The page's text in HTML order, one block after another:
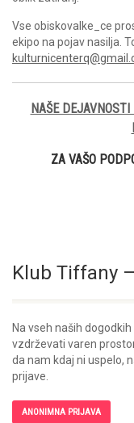
Vse obiskovalke_ce
ekipo na pojav nasilja.
NAŠE
ZA VAŠO
Klub Tiffany
Na vseh naših
vzdrževati varen
da nam kdaj ni uspelo,
prijave.
ANONIMNA PRIJAVA